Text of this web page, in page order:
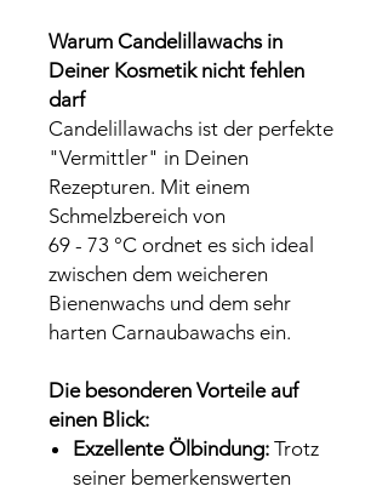
Warum Candelillawachs in
Deiner Kosmetik nicht fehlen
darf
Candelillawachs ist der perfekte
"Vermittler" in Deinen
Rezepturen. Mit einem
Schmelzbereich von
69 - 73 °C ordnet es sich ideal
zwischen dem weicheren
Bienenwachs und dem sehr
harten Carnaubawachs ein.
Die besonderen Vorteile auf
einen Blick:
Exzellente Ölbindung: Trotz
seiner bemerkenswerten